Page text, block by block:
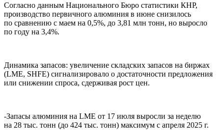
Согласно данным Национального Бюро статистики КНР,
производство первичного алюминия в июне снизилось
по сравнению с маем на 0,5%, до 3,81 млн тонн, но выросло
по году на 3,4%.
Динамика запасов: увеличение складских запасов на биржах
(LME, SHFE) сигнализировало о достаточности предложения
или снижении спроса, сдерживая рост цен.
-Запасы алюминия на LME от 17 июля выросли за неделю
на 28 тыс. тонн (до 424 тыс. тонн) максимум с апреля 2025 г.